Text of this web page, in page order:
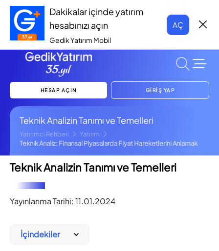
Dakikalar içinde yatırım
hesabınızı açın
Gedik Yatırım Mobil
AÇ
HESAP AÇIN GİRİŞ YAP
Teknik Analizin Tanımı ve Temelleri
Yatırımcı Rehberi
Yatırım
Teknik Analiz: Finansal Piyasalarda Fiyat Hareketlerini Anlamak
Teknik Analizin Tanımı ve Temelleri
Yayınlanma Tarihi: 11.01.2024
İçindekiler